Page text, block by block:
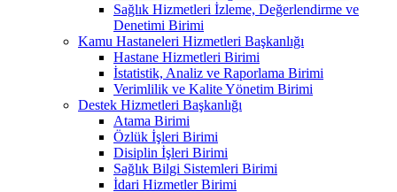
Sağlık Hizmetleri İzleme, Değerlendirme ve
Denetimi Birimi
Kamu Hastaneleri Hizmetleri Başkanlığı
Hastane Hizmetleri Birimi
İstatistik, Analiz ve Raporlama Birimi
Verimlilik ve Kalite Yönetim Birimi
Destek Hizmetleri Başkanlığı
Atama Birimi
Özlük İşleri Birimi
Disiplin İşleri Birimi
Sağlık Bilgi Sistemleri Birimi
İdari Hizmetler Birimi